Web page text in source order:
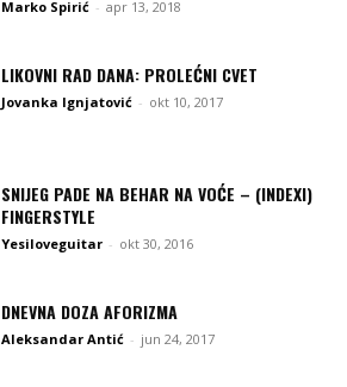
Marko Spirić - apr 13, 2018
LIKOVNI RAD DANA: PROLEĆNI CVET
Jovanka Ignjatović - okt 10, 2017
SNIJEG PADE NA BEHAR NA VOĆE – (INDEXI)
FINGERSTYLE
Yesiloveguitar - okt 30, 2016
DNEVNA DOZA AFORIZMA
Aleksandar Antić - jun 24, 2017